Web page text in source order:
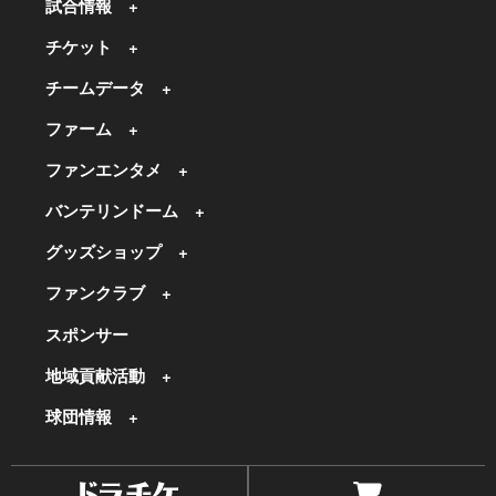
試合情報
チケット
チームデータ
ファーム
ファンエンタメ
バンテリンドーム
グッズショップ
ファンクラブ
スポンサー
地域貢献活動
球団情報